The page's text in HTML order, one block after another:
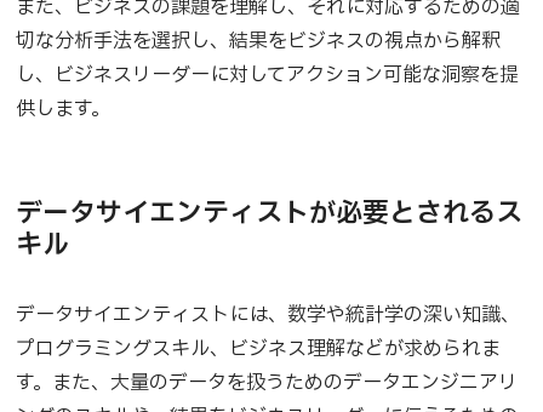
また、ビジネスの課題を理解し、それに対応するための適
切な分析手法を選択し、結果をビジネスの視点から解釈
し、ビジネスリーダーに対してアクション可能な洞察を提
供します。
データサイエンティストが必要とされるス
キル
データサイエンティストには、数学や統計学の深い知識、
プログラミングスキル、ビジネス理解などが求められま
す。また、大量のデータを扱うためのデータエンジニアリ